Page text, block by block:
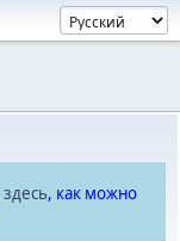
здесь, как можно